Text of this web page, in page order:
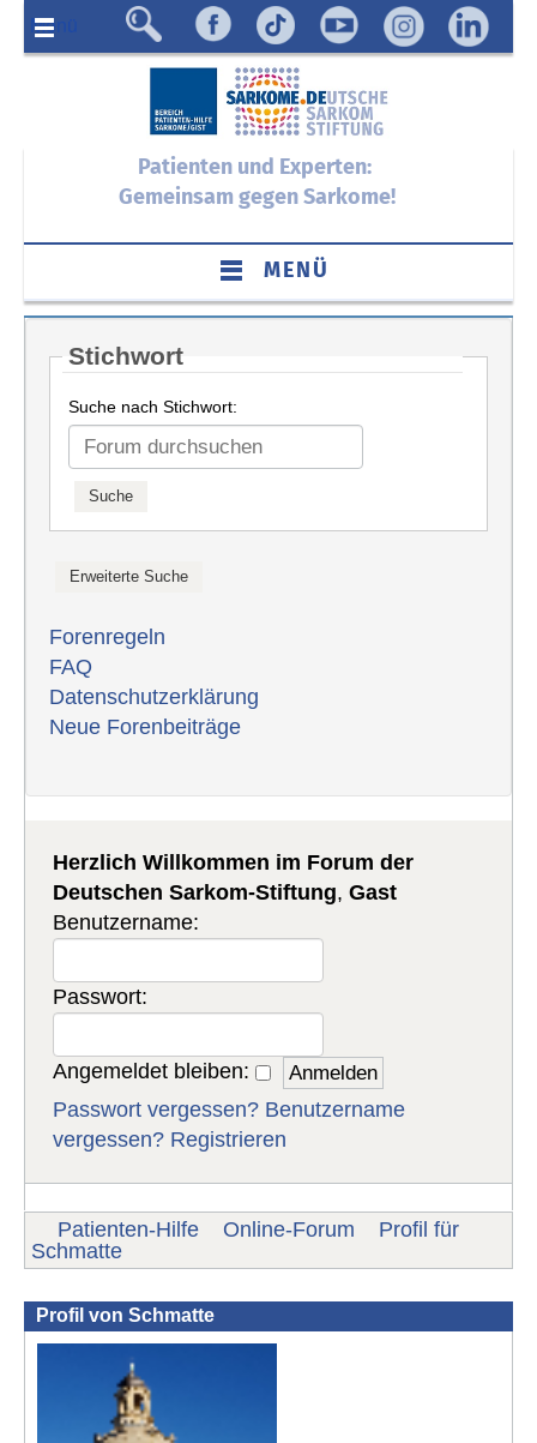
Menü
Patienten und Experten:
Gemeinsam gegen Sarkome!
MENÜ
Stichwort
Suche nach Stichwort:
Forenregeln
FAQ
Datenschutzerklärung
Neue Forenbeiträge
Herzlich Willkommen im Forum der
Deutschen Sarkom-Stiftung,Gast
Benutzername:
Passwort:
Angemeldet bleiben:
Passwort vergessen? Benutzername
vergessen? Registrieren
Patienten-Hilfe Online-Forum
Profil für
Schmatte
Profil von Schmatte